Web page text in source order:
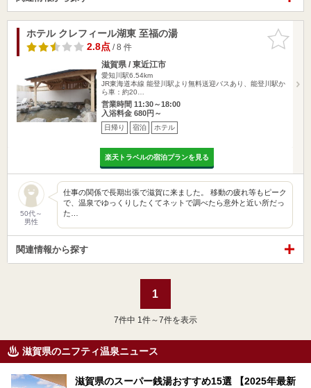
お気に入
りに追加
ホテル クレフィール湖東 至福の湯
2.8点/ 8 件
滋賀県 / 東近江市
愛知川駅6.54km
JR東海道本線 能登川駅より無料送迎バスあり、能登川駅か
ら車：約20…
営業時間 11:30～18:00
入浴料金 680円～
日帰り 宿泊 ホテル
楽天トラベルの宿泊プランを見る
50代～
男性
仕事の関係で長期出張で滋賀に来ました。 移動の疲れ等もピーク
で、温泉でゆっくりしたくてネットで調べたら意外と近い所だっ
た…
関連情報から探す
1
7件中 1件～7件を表示
滋賀県のニフティ温泉ニュース
滋賀県のスーパー銭湯おすすめ15選 【2025年最新